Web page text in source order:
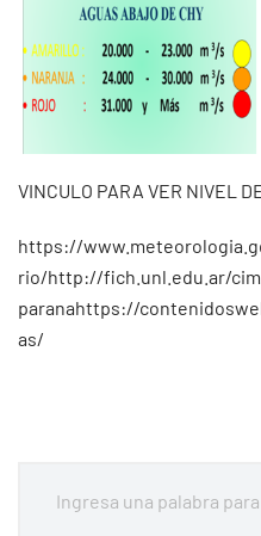
VINCULO PARA VER NIVEL
https://
rio/http://fich.unl.edu.ar/
paranahttps://
as/